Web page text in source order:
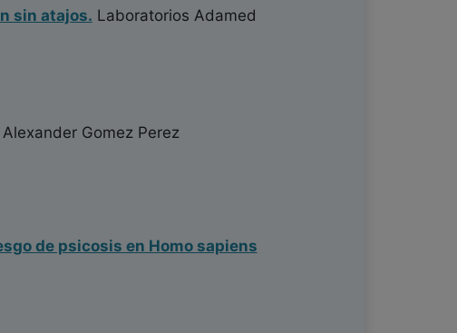
sin atajos. Laboratorios Adamed
Gomez Perez
de psicosis en Homo sapiens